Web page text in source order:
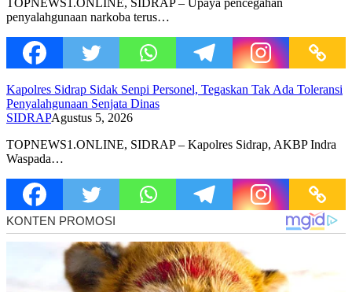
TOPNEWS1.ONLINE, SIDRAP – Upaya pencegahan
penyalahgunaan narkoba terus…
Kapolres Sidrap Sidak Senpi Personel, Tegaskan Tak Ada Toleransi
Penyalahgunaan Senjata Dinas
SIDRAPAgustus 5, 2026
TOPNEWS1.ONLINE, SIDRAP – Kapolres Sidrap, AKBP Indra
Waspada…